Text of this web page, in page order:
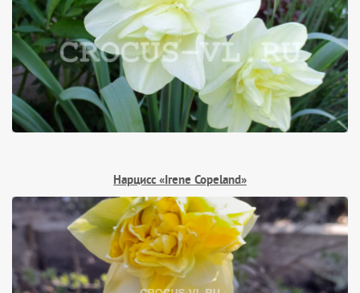
Нарцисс «Irene Copeland»